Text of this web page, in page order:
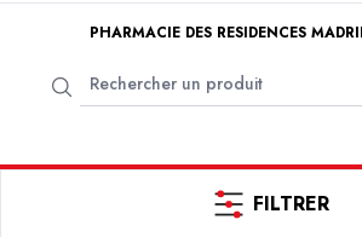
PHARMACIE DES RESIDENCES
FILTRER